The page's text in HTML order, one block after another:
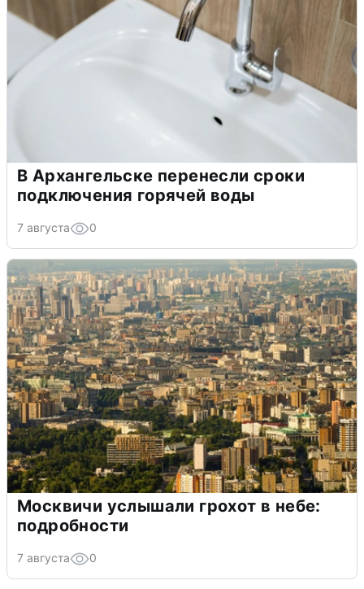
В Архангельске перенесли сроки
подключения горячей воды
7 августа 0
Москвичи услышали грохот в небе:
подробности
7 августа 0